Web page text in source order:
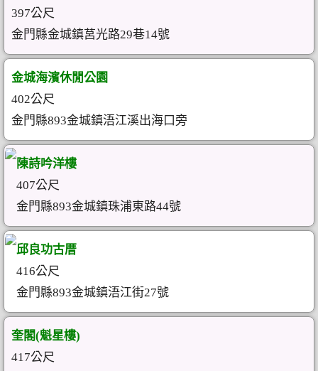
397公尺
金門縣金城鎮莒光路29巷14號
金城海濱休閒公園
402公尺
金門縣893金城鎮浯江溪出海口旁
陳詩吟洋樓
407公尺
金門縣893金城鎮珠浦東路44號
邱良功古厝
416公尺
金門縣893金城鎮浯江街27號
奎閣(魁星樓)
417公尺